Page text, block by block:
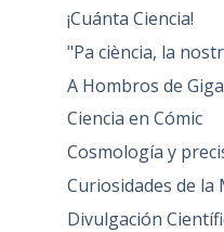
¡Cuánta Ciencia!
"Pa ciència, la
A Hombros de
Ciencia en Cómic
Cosmología y
Curiosidades de
Divulgación